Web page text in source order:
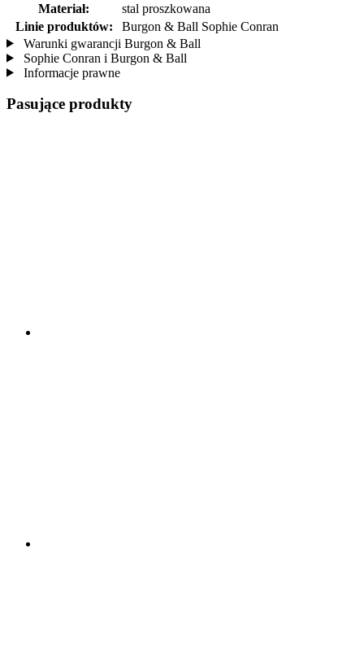
Materiał:
stal proszkowana
Linie produktów:
Burgon & Ball Sophie Conran
Warunki gwarancji Burgon & Ball
Sophie Conran i Burgon & Ball
Informacje prawne
Pasujące produkty